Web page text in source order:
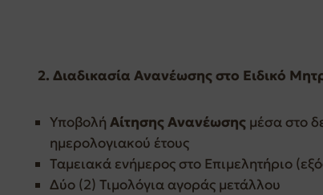
2. Διαδικασία Ανανέωσης στο Ειδικό
Υποβολή Αίτησης Ανανέωσης μέσα στο
ημερολογιακού έτους
Ταμειακά ενήμερος στο Επιμελητήριο
Δύο (2) Τιμολόγια αγοράς μετάλλου